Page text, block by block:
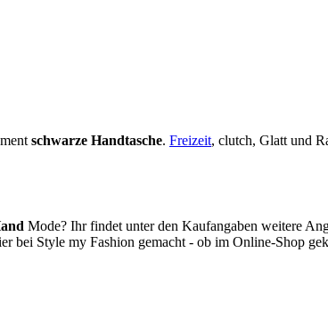
schwarze Handtasche. Freizeit, clutch, Glatt und
Mode? Ihr findet unter den Kaufangaben weitere
bei Style my Fashion gemacht - ob im Online-Shop